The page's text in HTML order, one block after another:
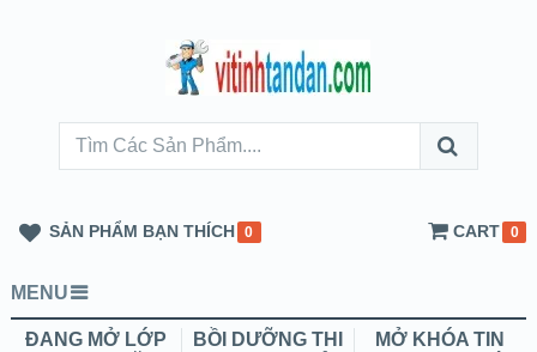
SẢN PHẨM BẠN THÍCH 0 CART 0
MENU
ĐANG MỞ LỚP
BỒI DƯỠNG THI
MỞ KHÓA TIN